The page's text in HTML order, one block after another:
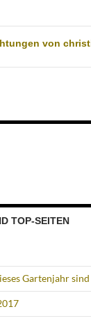
von
TOP-SEITEN
Gartenjahr sind